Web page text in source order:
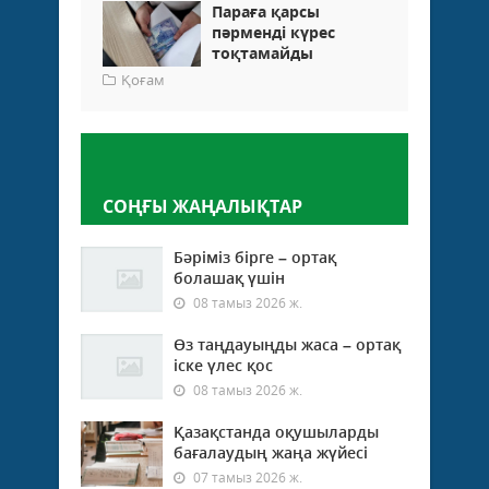
Параға қарсы
пәрменді күрес
тоқтамайды
Қоғам
СОҢҒЫ ЖАҢАЛЫҚТАР
Бәріміз бірге – ортақ
болашақ үшін
08 тамыз 2026 ж.
Өз таңдауыңды жаса – ортақ
іске үлес қос
08 тамыз 2026 ж.
Қазақстанда оқушыларды
бағалаудың жаңа жүйесі
07 тамыз 2026 ж.